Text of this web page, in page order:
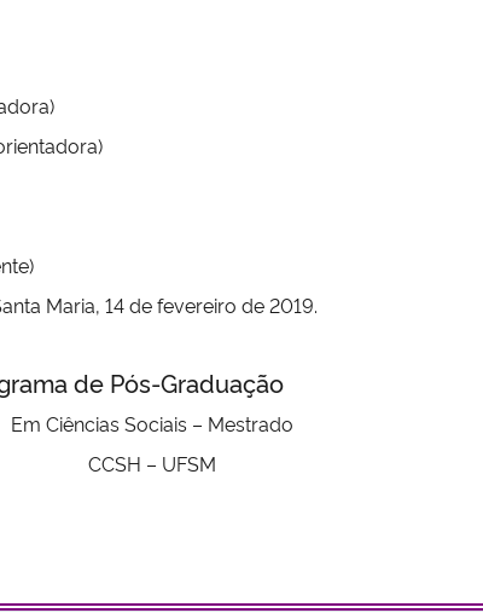
Maria, 14 de fevereiro de 2019.
Pós-Graduação
Em Ciências Sociais – Mestrado
CCSH – UFSM